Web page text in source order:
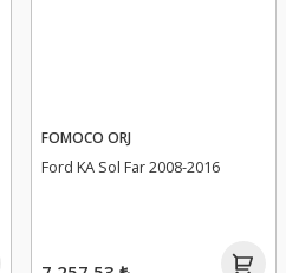
FOMOCO ORJ
Ford KA Sol Far 2008-2016